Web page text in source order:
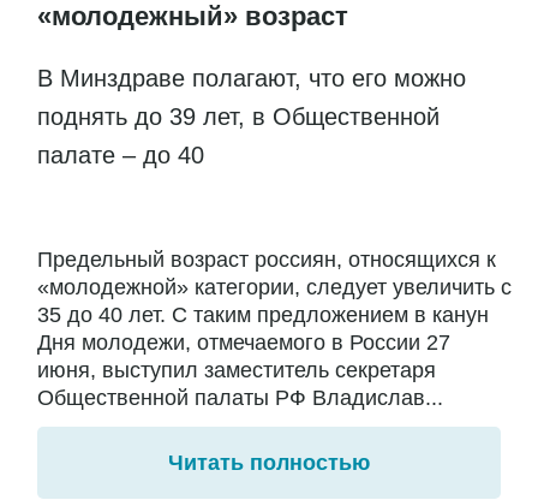
«молодежный» возраст
В Минздраве полагают, что его можно
поднять до 39 лет, в Общественной
палате – до 40
Предельный возраст россиян, относящихся к
«молодежной» категории, следует увеличить с
35 до 40 лет. С таким предложением в канун
Дня молодежи, отмечаемого в России 27
июня, выступил заместитель секретаря
Общественной палаты РФ Владислав...
Читать полностью